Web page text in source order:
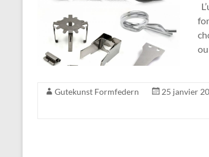
Gutekunst Formfedern 25 janvier